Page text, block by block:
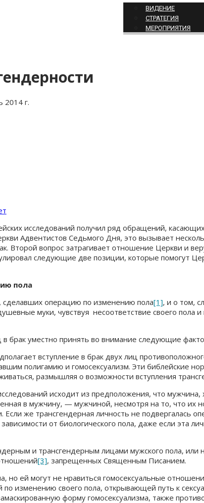
ВИДЕНИЕ
СТРАТЕГИЯ
МЕРОПРИЯТИЯ
2014 г.
исследований получил ряд обращений,
Адвентистов Седьмого Дня, это вызывает
Второй вопрос затрагивает отношение Церкви и
следующие две позиции, которые помогут
пола
сделавших операцию по изменению пола[1], и о том,
муки, чувствуя несоответствие своего
брак уместно принять во внимание следующие
вступление в брак двух лиц
полигамию и гомосексуализм. Эти библейские
размышляя о возможности вступления
исходит из предположения, что
в мужчину, — мужчиной, несмотря на то, что их
же трансгендерная личность не подвергалась
от биологического пола, даже если эта
и трансгендерным лицами мужского пола,
[3], запрещенных Священным Писанием.
но ей могут не нравиться гомосексуальные
по изменению своего пола, открывающей путь к
форму гомосексуализма, также